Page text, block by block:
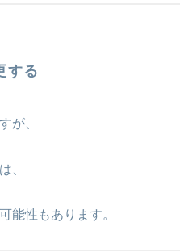
する
が、
、
能性もあります。